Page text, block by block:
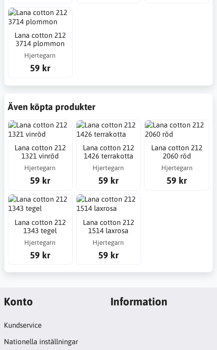
Lana cotton 212
3714 plommon
Hjertegarn
59 kr
Även köpta produkter
Lana cotton 212
1321 vinröd
Hjertegarn
59 kr
Lana cotton 212
1426 terrakotta
Hjertegarn
59 kr
Lana cotton 212
2060 röd
Hjertegarn
59 kr
Lana cotton 212
1343 tegel
Hjertegarn
59 kr
Lana cotton 212
1514 laxrosa
Hjertegarn
59 kr
Konto
Kundservice
Nationella inställningar
Information